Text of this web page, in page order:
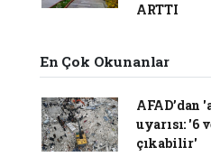
ARTTI
En Çok Okunanlar
AFAD’dan
uyarısı: '6
çıkabilir'